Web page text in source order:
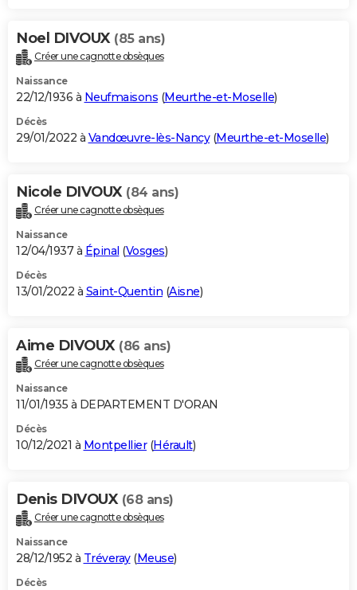
Noel DIVOUX (85 ans)
Créer une cagnotte obsèques
Naissance
22/12/1936 à Neufmaisons (Meurthe-et-Moselle)
Décès
29/01/2022 à Vandœuvre-lès-Nancy(Meurthe-et-Moselle)
Nicole DIVOUX (84 ans)
Créer une cagnotte obsèques
Naissance
12/04/1937 à Épinal (Vosges)
Décès
13/01/2022 à Saint-Quentin (Aisne)
Aime DIVOUX (86 ans)
Créer une cagnotte obsèques
Naissance
11/01/1935 à DEPARTEMENT D'ORAN
Décès
10/12/2021 à Montpellier(Hérault)
Denis DIVOUX (68 ans)
Créer une cagnotte obsèques
Naissance
28/12/1952 à Tréveray(Meuse)
Décès